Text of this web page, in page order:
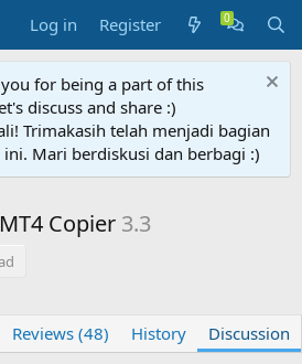
Log in Register
for being a part of this
discuss and share :)
Trimakasih telah menjadi bagian
Mari berdiskusi dan berbagi :)
Copier 3.3
Reviews (48) History Discussion